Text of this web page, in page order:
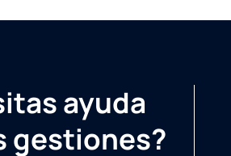
ayuda
gestiones?